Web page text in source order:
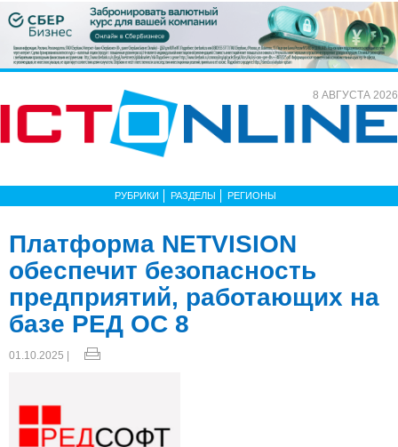
8 АВГУСТА 2026
РУБРИКИ РАЗДЕЛЫ РЕГИОНЫ
Платформа NETVISION
обеспечит безопасность
предприятий, работающих на
базе РЕД ОС 8
01.10.2025 |